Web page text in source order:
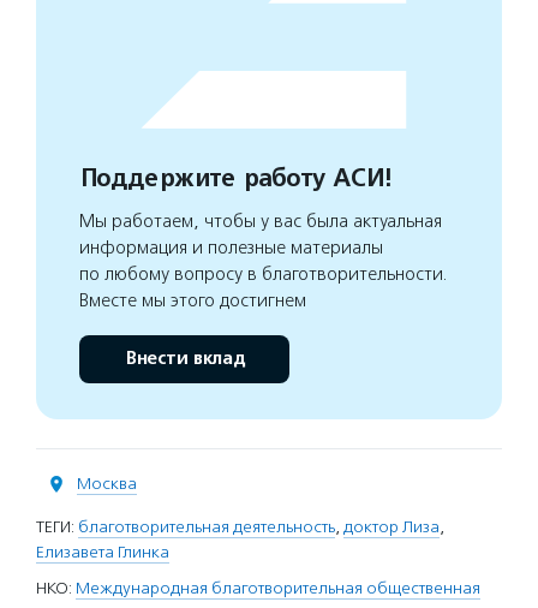
Поддержите работу АСИ!
Мы работаем, чтобы у вас была актуальная
информация и полезные материалы
по любому вопросу в благотворительности.
Вместе мы этого достигнем
Внести вклад
Москва
ТЕГИ: благотворительная деятельность, доктор Лиза,
Елизавета Глинка
НКО: Международная благотворительная общественная